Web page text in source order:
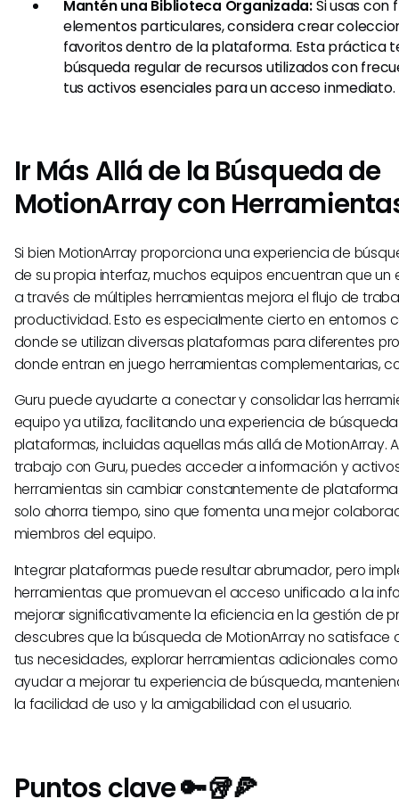
Mantén una Biblioteca Organizada:Si usas con
elementos particulares, considera crear
favoritos dentro de la plataforma. Esta práctica
búsqueda regular de recursos utilizados con
tus activos esenciales para un acceso inmediato.
Ir Más Allá de la Búsqueda de
MotionArray con
Si bien MotionArray proporciona una experiencia de
de su propia interfaz, muchos equipos encuentran que
a través de múltiples herramientas mejora el flujo de
productividad. Esto es especialmente cierto en entornos
donde se utilizan diversas plataformas para diferentes
donde entran en juego herramientas complementarias,
Guru puede ayudarte a conectar y consolidar las
equipo ya utiliza, facilitando una experiencia de
plataformas, incluidas aquellas más allá de MotionArray.
trabajo con Guru, puedes acceder a información y
herramientas sin cambiar constantemente de
solo ahorra tiempo, sino que fomenta una mejor
miembros del equipo.
Integrar plataformas puede resultar abrumador, pero
herramientas que promuevan el acceso unificado a la
mejorar significativamente la eficiencia en la gestión de
descubres que la búsqueda de MotionArray no
tus necesidades, explorar herramientas adicionales
ayudar a mejorar tu experiencia de búsqueda,
la facilidad de uso y la amigabilidad con el usuario.
Puntos clave 🔑🥡🍕